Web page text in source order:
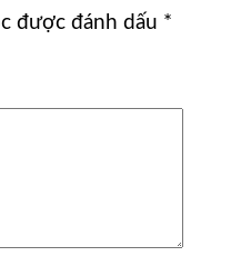
được đánh dấu *